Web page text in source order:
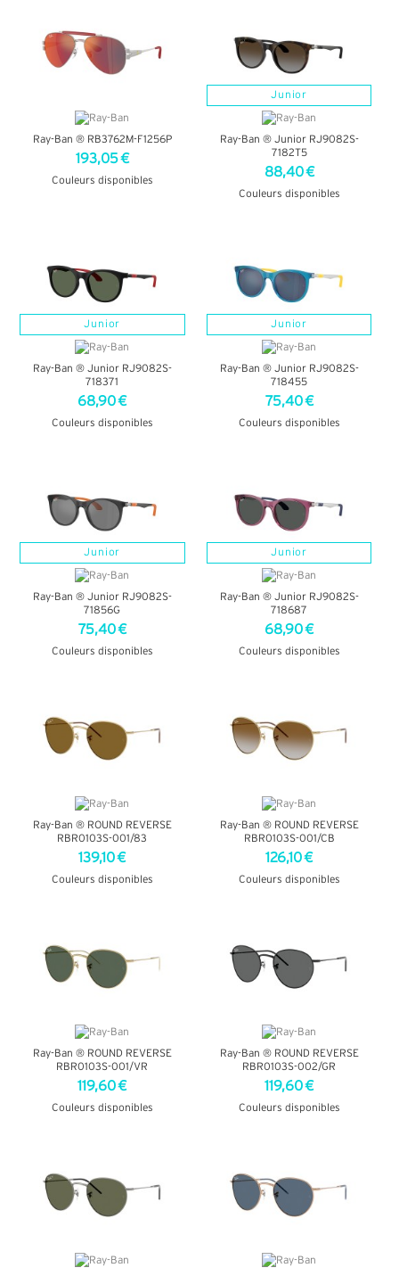
Ray-Ban ® RB3762M-F1256P
193,05 €
Couleurs disponibles
Junior
Ray-Ban ® Junior RJ9082S-
7182T5
88,40 €
Couleurs disponibles
Junior
Ray-Ban ® Junior RJ9082S-
718371
68,90 €
Couleurs disponibles
Junior
Ray-Ban ® Junior RJ9082S-
718455
75,40 €
Couleurs disponibles
Junior
Ray-Ban ® Junior RJ9082S-
71856G
75,40 €
Couleurs disponibles
Junior
Ray-Ban ® Junior RJ9082S-
718687
68,90 €
Couleurs disponibles
Ray-Ban ® ROUND REVERSE
RBR0103S-001/83
139,10 €
Couleurs disponibles
Ray-Ban ® ROUND REVERSE
RBR0103S-001/CB
126,10 €
Couleurs disponibles
Ray-Ban ® ROUND REVERSE
RBR0103S-001/VR
119,60 €
Couleurs disponibles
Ray-Ban ® ROUND REVERSE
RBR0103S-002/GR
119,60 €
Couleurs disponibles